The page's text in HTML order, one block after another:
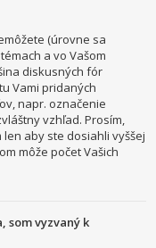
(úrovne sa
a vo Vašom
diskusných fór
Vami pridaných
napr. označenie
vzhľad. Prosím,
aby ste dosiahli vyššej
môže počet Vašich
som vyzvaný k